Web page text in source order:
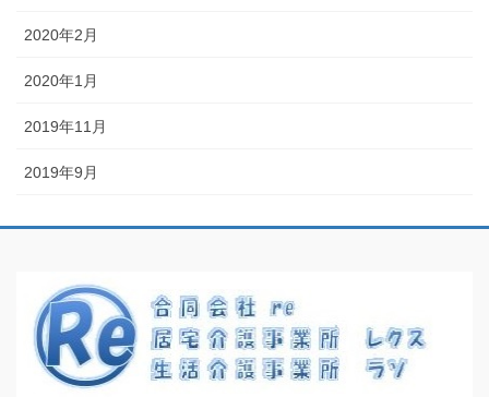
2020年2月
2020年1月
2019年11月
2019年9月